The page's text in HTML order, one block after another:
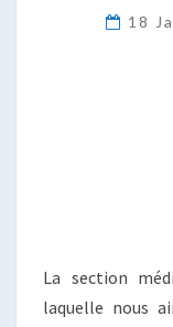
18
La section
laquelle nous